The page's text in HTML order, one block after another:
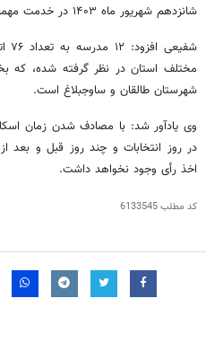
شانزدهم شهریور ماه ۱۴۰۳ در خدمت مهمانان و مسافران خواهیم بود.
مختلف استان در نظر گرفته شده،
شهرستان طالقان و ساوجبلاغ است.
وی یادآور شد: با مصادف شدن زمان
در روز انتخابات و چند روز قبل و بعد
اخذ رأی وجود نخواهد داشت.
کد مطلب6133545